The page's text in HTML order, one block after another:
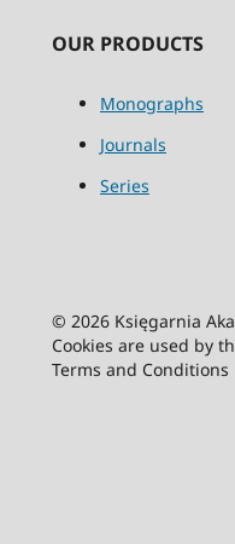
OUR PRODUCTS
Monographs
Journals
Series
© 2026 Księgarnia
Cookies are used by
Terms and Conditions